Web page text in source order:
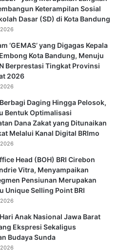
Keterampilan Sosial
Dasar (SD) di Kota Bandung
‘GEMAS’ yang Digagas Kepala
Kota Bandung, Menuju
Berprestasi Tingkat Provinsi
2026
Daging Hingga Pelosok,
Bentuk Optimalisasi
Dana Zakat yang Ditunaikan
Melalui Kanal Digital BRImo
Head (BOH) BRI Cirebon
Vitra, Menyampaikan
Pensiunan Merupakan
Unique Selling Point BRI
Anak Nasional Jawa Barat
Ekspresi Sekaligus
Budaya Sunda